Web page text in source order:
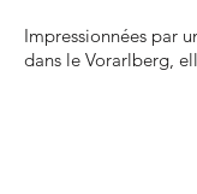
Impressionnées par
dans le Vorarlberg,